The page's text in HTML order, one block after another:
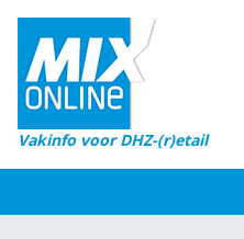
Vakinfo voor DHZ-(r)etail
Home
Magazines
DHZ Sessie